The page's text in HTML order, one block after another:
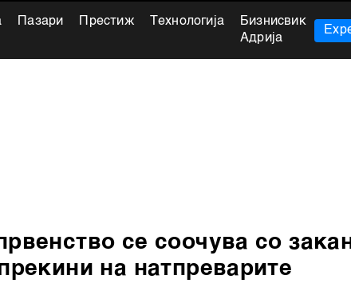
Пазари Престиж Технологија
Бизнисвик
Адрија
се соочува со
на натпреварите